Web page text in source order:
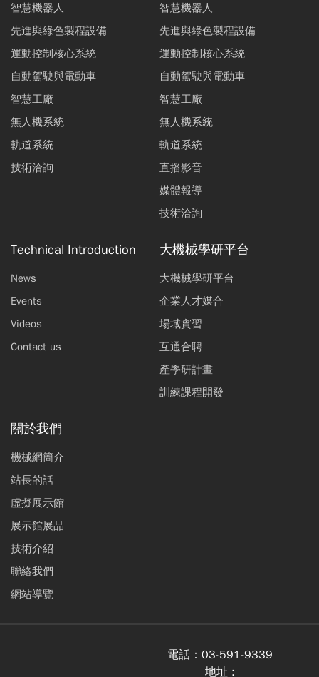
智慧機器人
先進與綠色製程設備
運動控制核心系統
自動駕駛與電動車
智慧工廠
無人機系統
軌道系統
技術洽詢
智慧機器人
先進與綠色製程設備
運動控制核心系統
自動駕駛與電動車
智慧工廠
無人機系統
軌道系統
直播影音
媒體報導
技術洽詢
Technical Introduction
News
Events
Videos
Contact us
大機械學研平台
大機械學研平台
企業人才媒合
場域實習
互通合聘
產學研計畫
訓練課程開發
關於我們
機械網簡介
站長的話
虛擬展示館
展示館展品
技術介紹
聯絡我們
網站導覽
電話： 03-591-9339
地址 :